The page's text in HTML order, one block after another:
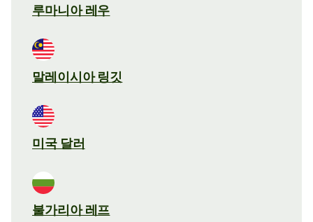
루마니아 레우
말레이시아 링깃
미국 달러
불가리아 레프